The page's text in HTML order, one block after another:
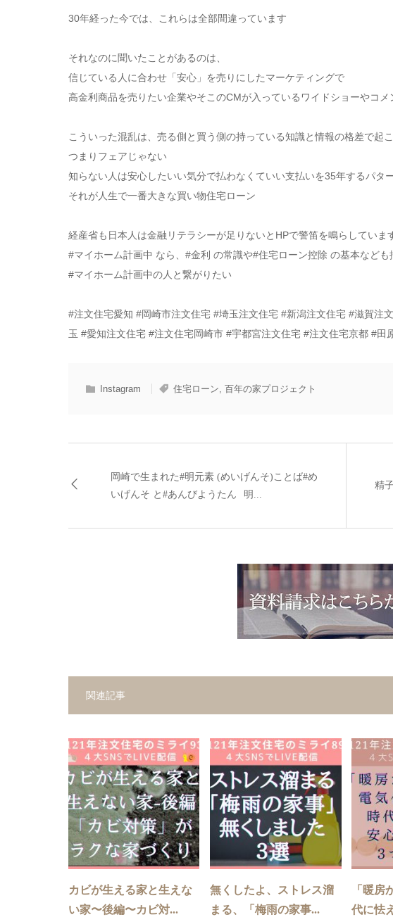
30年経った今では、これらは全部間違っています
それなのに聞いたことがあるのは、
信じている人に合わせ「安心」を売りにしたマーケティングで
高金利商品を売りたい企業やそこのCMが入っているワイドショーやコメ
こういった混乱は、売る側と買う側の持っている知識と情報の格差で起
つまりフェアじゃない
知らない人は安心したいい気分で払わなくていい支払いを35年するパタ
それが人生で一番大きな買い物住宅ローン
経産省も日本人は金融リテラシーが足りないとHPで警笛を鳴らしていま
#マイホーム計画中 なら、#金利 の常識や#住宅ローン控除 の基本なども
#マイホーム計画中の人と繋がりたい
#注文住宅愛知 #岡崎市注文住宅 #埼玉注文住宅 #新潟注文住宅 #滋賀注
玉 #愛知注文住宅 #注文住宅岡崎市 #宇都宮注文住宅 #注文住宅京都 #田
Instagram 住宅ローン 百年の家プロジェクト
岡崎で生まれた#明元素 (めいげんそ)ことば#め
いげんそ と#あんびようたん⠀明...
精
関連記事
カビが生える家と生えな
い家〜後編〜カビ対...
無くしたよ、ストレス溜
まる、「梅雨の家事...
「暖房
代に怯